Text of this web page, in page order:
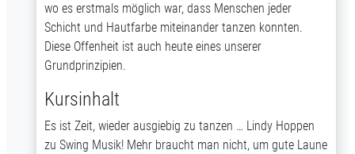
wo es erstmals möglich war, dass Menschen jeder
Schicht und Hautfarbe miteinander tanzen konnten.
Diese Offenheit ist auch heute eines unserer
Grundprinzipien.
Kursinhalt
Es ist Zeit, wieder ausgiebig zu tanzen … Lindy Hoppen
zu Swing Musik! Mehr braucht man nicht, um gute Laune